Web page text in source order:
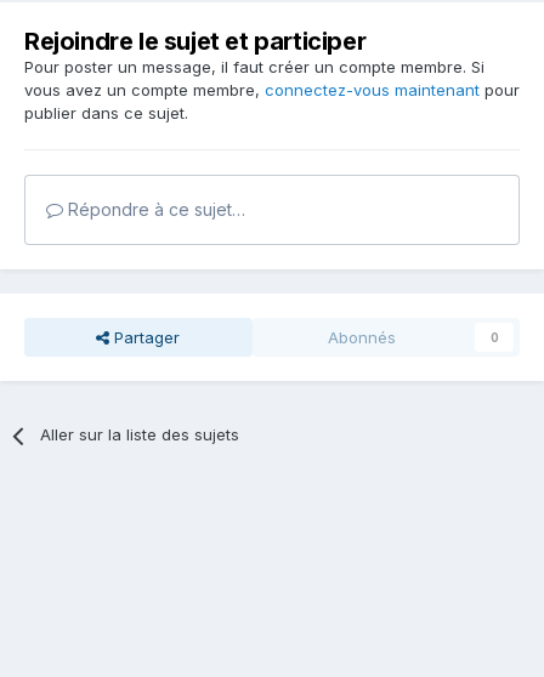
Rejoindre le sujet et participer
Pour poster un message, il faut créer un compte membre. Si
vous avez un compte membre, connectez-vous maintenant pour
publier dans ce sujet.
Répondre à ce sujet…
Partager Abonnés 0
Aller sur la liste des sujets